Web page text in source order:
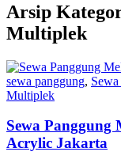
Arsip
Multiplek
sewa panggung,
Multiplek
Sewa
Acrylic Jakarta